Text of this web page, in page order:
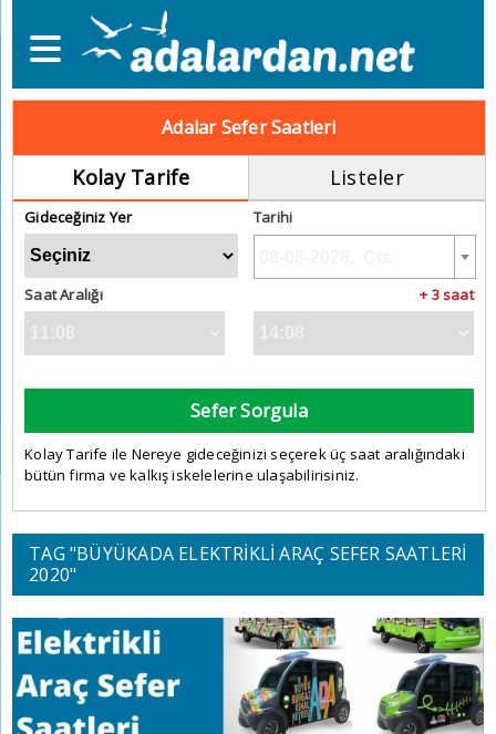
Adalar Sefer Saatleri
Kolay Tarife Listeler
Gideceğiniz Yer Tarihi
Saat Aralığı + 3 saat
Sefer Sorgula
Kolay Tarife ile Nereye gideceğinizi seçerek üç saat aralığındaki
bütün firma ve kalkış iskelelerine ulaşabilirisiniz.
TAG "BÜYÜKADA ELEKTRIKLI ARAÇ SEFER SAATLERI
2020"